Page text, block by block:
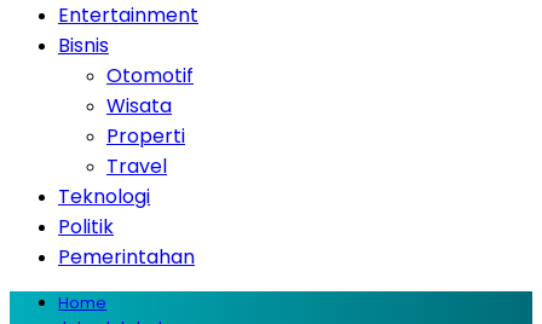
Entertainment
Bisnis
Otomotif
Wisata
Properti
Travel
Teknologi
Politik
Pemerintahan
Home